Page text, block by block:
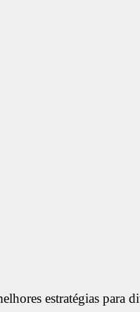
estratégias para